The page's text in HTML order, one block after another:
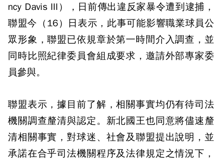
ncy Davis III），日前傳出違反家暴令遭到逮捕，
聯盟今（16）日表示，此事可能影響職業球員公
眾形象，聯盟已依規章於第一時間介入調查，並
同時比照紀律委員會組成要求，邀請外部專家委
員參與。
聯盟表示，據目前了解，相關事實均仍有待司法
機關調查釐清與認定。新北國王也同意將儘速釐
清相關事實，對球迷、社會及聯盟提出說明，並
承諾在合乎司法機關程序及法律規定之情況下，